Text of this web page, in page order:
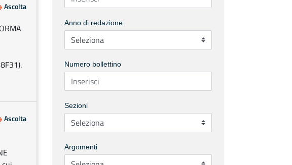
Ascolta
Ascolta
Anno di redazione
Numero bollettino
Sezioni
Argomenti